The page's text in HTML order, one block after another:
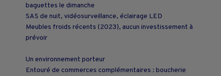
baguettes le dimanche
SAS de nuit, vidéosurveillance, éclairage LED
Meubles froids récents (2023), aucun investissement à
prévoir
Un environnement porteur
Entouré de commerces complémentaires : boucherie